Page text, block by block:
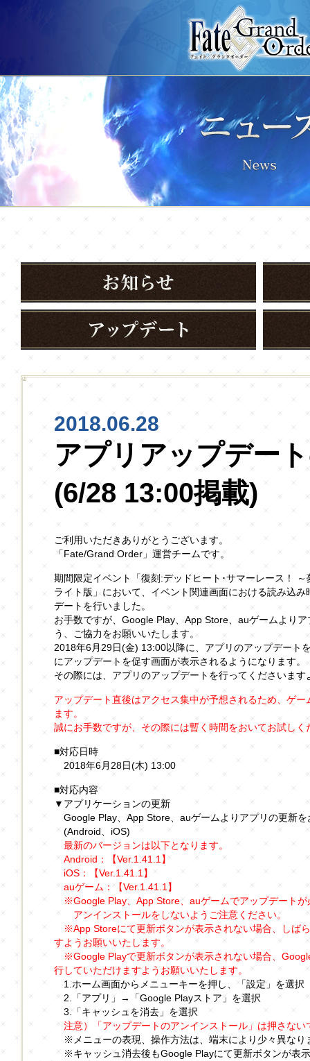
2018.06.28
アプリアップデー
(6/28 13:00掲載)
ご利用いただきありがとうございます。
「Fate/Grand Order」運営チームです。
期間限定イベント「復刻:デッドヒート･サマーレース！
ライト版」において、イベント関連画面における読み込
デートを行いました。
お手数ですが、Google Play、App Store、auゲームより
う、ご協力をお願いいたします。
2018年6月29日(金) 13:00以降に、アプリのアップデート
にアップデートを促す画面が表示されるようになります。
その際には、アプリのアップデートを行ってくださいま
アップデート直後はアクセス集中が予想されるため、ゲ
ます。
誠にお手数ですが、その際には暫く時間をおいてお試し
■対応日時
2018年6月28日(木) 13:00
■対応内容
▼アプリケーションの更新
Google Play、App Store、auゲームよりアプリの更新を
(Android、iOS)
最新のバージョンは以下となります。
Android：【Ver.1.41.1】
iOS：【Ver.1.41.1】
auゲーム：【Ver.1.41.1】
※Google Play、App Store、auゲームでアップデートが
アンインストールをしないようご注意ください。
※App Storeにて更新ボタンが表示されない場合、しば
すようお願いいたします。
※Google Playで更新ボタンが表示されない場合、
行していただけますようお願いいたします。
1.ホーム画面からメニューキーを押し、「設定」を選択
2.「アプリ」→「Google Playストア」を選択
3.「キャッシュを消去」を選択
注意）「アップデートのアンインストール」は押さない
※メニューの表現、操作方法は、端末により少々異なり
※キャッシュ消去後もGoogle Playにて更新ボタンが表